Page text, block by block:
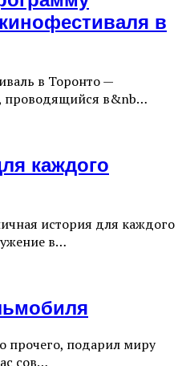
в
в Торонто —
проводящийся в&nb…
каждого
история для каждого
в…
прочего, подарил миру
сов…